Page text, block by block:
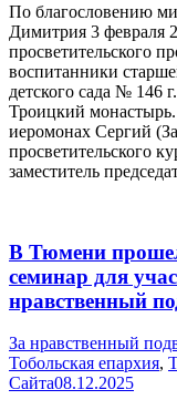
По благословению
Димитрия 3 февраля
просветительского
воспитанники
детского сада № 146
Троицкий
иеромонах Сергий
просветительского
заместитель
В Тюмени
семинар для
нравственный
За нравственный
Тобольская епархия,
Сайта08.12.2025